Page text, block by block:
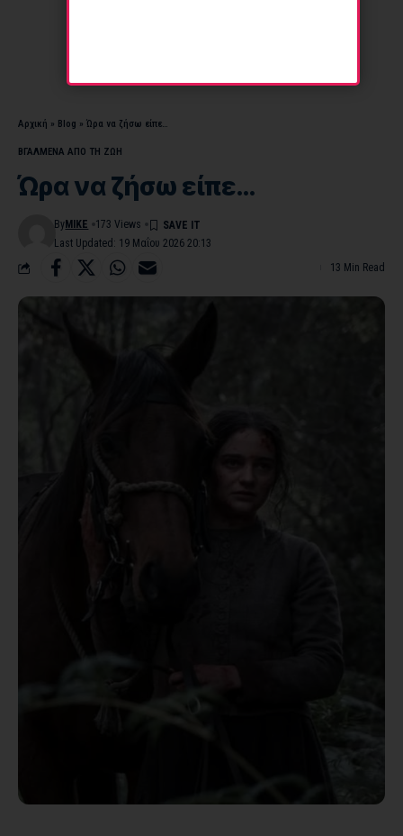
Αρχική » Blog » Ώρα να ζήσω είπε…
ΒΓΑΛΜΕΝΑ ΑΠΟ ΤΗ ΖΩΗ
Ώρα να ζήσω είπε…
Last Updated: 19 Μαΐου 2026 20:13
By MIKE 173 Views
13 Min Read